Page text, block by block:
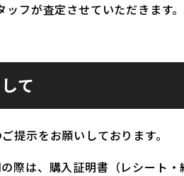
フが査定させていただきます。
て
提示をお願いしております。
際は、購入証明書（レシート